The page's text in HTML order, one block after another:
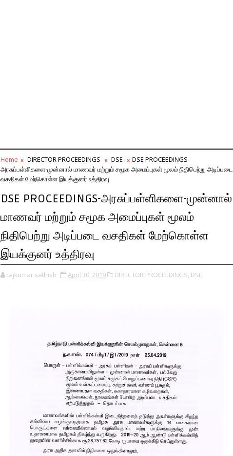
Home DIRECTOR PROCEEDINGS DSE
DSE PROCEEDINGS-
அரசுப்பள்ளிகளை-முன்னால் மாணவர் மற்றும் சமூக அமைப்புகள் மூலம் நிதிபெற்று அடிப்படை
வசதிகள் மேற்கொள்ள இயக்குனர் உத்திரவு
DSE PROCEEDINGS-அரசுப்பள்ளிகளை-முன்னால்
மாணவர் மற்றும் சமூக அமைப்புகள் மூலம்
நிதிபெற்று அடிப்படை வசதிகள் மேற்கொள்ள
இயக்குனர் உத்திரவு
rajkumar sathish April 30, 2019 DIRECTOR PROCEEDINGS, DSE,